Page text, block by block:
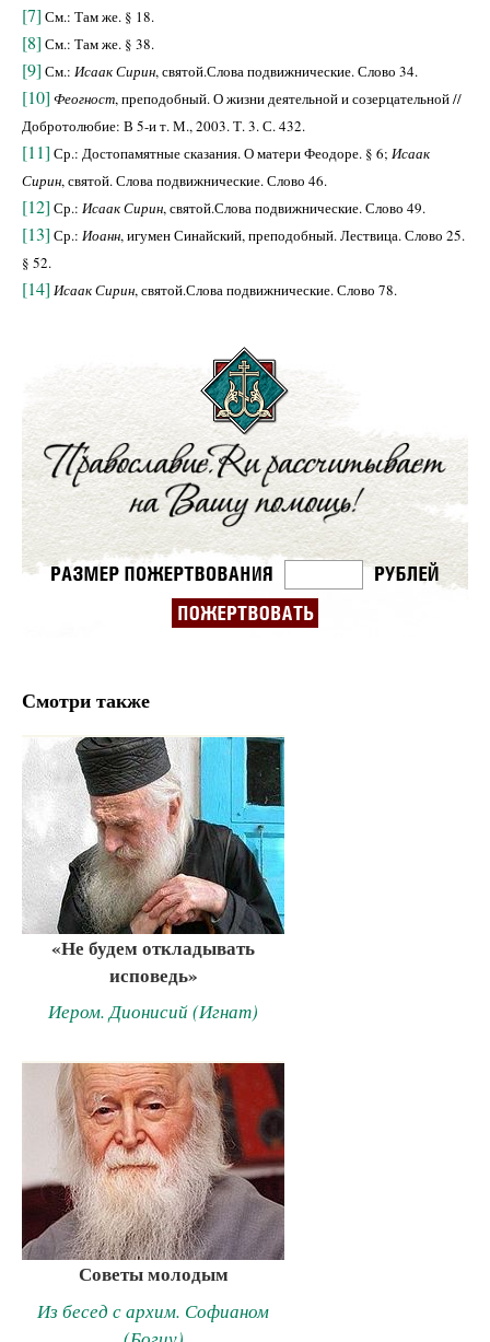
[7] См.: Там же. § 18.
[8] См.: Там же. § 38.
[9] См.: Исаак Сирин, святой.Слова подвижнические. Слово 34.
[10] Феогност, преподобный. О жизни деятельной и созерцательной //
Добротолюбие: В 5-и т. М., 2003. Т. 3. С. 432.
[11] Ср.: Достопамятные сказания. О матери Феодоре. § 6; Исаак
Сирин, святой. Слова подвижнические. Слово 46.
[12] Ср.: Исаак Сирин, святой.Слова подвижнические. Слово 49.
[13] Ср.: Иоанн, игумен Синайский, преподобный. Лествица. Слово 25.
§ 52.
[14] Исаак Сирин, святой.Слова подвижнические. Слово 78.
Смотри также
«Не будем откладывать
исповедь»
Иером. Дионисий (Игнат)
Советы молодым
Из бесед с архим. Софианом